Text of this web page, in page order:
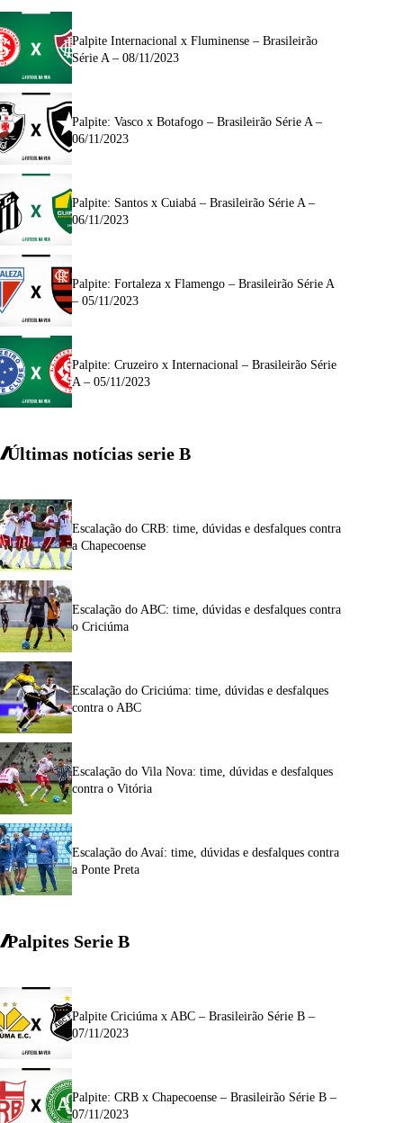
Palpite Internacional x Fluminense – Brasileirão
Série A – 08/11/2023
Palpite: Vasco x Botafogo – Brasileirão Série A –
06/11/2023
Palpite: Santos x Cuiabá – Brasileirão Série A –
06/11/2023
Palpite: Fortaleza x Flamengo – Brasileirão Série A
– 05/11/2023
Palpite: Cruzeiro x Internacional – Brasileirão Série
A – 05/11/2023
Últimas notícias serie B
Escalação do CRB: time, dúvidas e desfalques contra
a Chapecoense
Escalação do ABC: time, dúvidas e desfalques contra
o Criciúma
Escalação do Criciúma: time, dúvidas e desfalques
contra o ABC
Escalação do Vila Nova: time, dúvidas e desfalques
contra o Vitória
Escalação do Avaí: time, dúvidas e desfalques contra
a Ponte Preta
Palpites Serie B
Palpite Criciúma x ABC – Brasileirão Série B –
07/11/2023
Palpite: CRB x Chapecoense – Brasileirão Série B –
07/11/2023